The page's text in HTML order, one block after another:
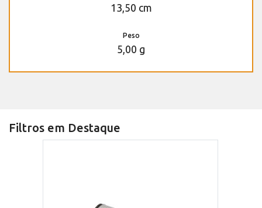
13,50 cm
Peso
5,00 g
Filtros em Destaque